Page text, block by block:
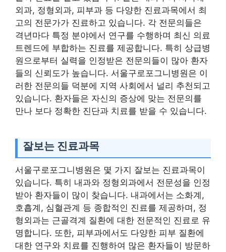
외과, 정형외과, 피부과 등 다양한 진료과목에서 최
고의 전문가가 진료하고 있습니다. 각 전문의들은
격년마다 특정 분야에서 연구를 수행하며 최신 의료
트렌드에 부합하는 진료를 제공합니다. 특히 상급병
원으로부터 실력을 인정받은 전문의들이 많아 환자
들의 신뢰도가 높습니다. 서울구로포그니병원은 이
러한 전문의들 덕분에 지역 사회에서 널리 추천되고
있습니다. 환자들은 자신의 증상에 맞는 전문의를
만나 보다 정확한 진단과 치료를 받을 수 있습니다.
잘보는 진료과목
서울구로포그니병원은 몇 가지 잘보는 진료과목이
있습니다. 특히 내과와 정형외과에서 전문성을 인정
받아 환자들이 많이 찾습니다. 내과에서는 소화계,
호흡계, 심혈관계 등 종합적인 진료를 제공하며, 정
형외과는 근골격계 질환에 대한 전문적인 진료로 유
명합니다. 또한, 피부과에서도 다양한 피부 질환에
대한 연구와 치료를 진행하여 많은 환자들이 방문하